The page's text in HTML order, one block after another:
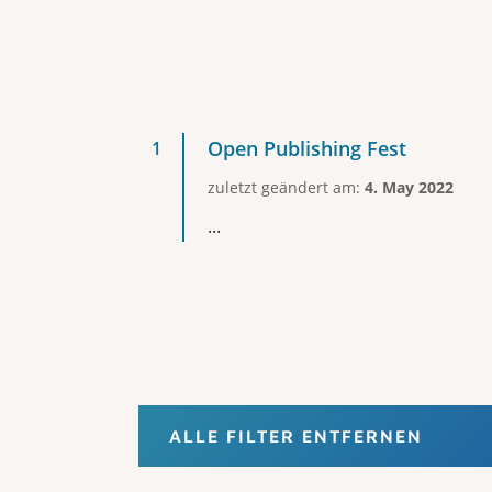
Open Publishing Fest
zuletzt geändert am: 4. May 2022
...
ALLE FILTER ENTFERNEN